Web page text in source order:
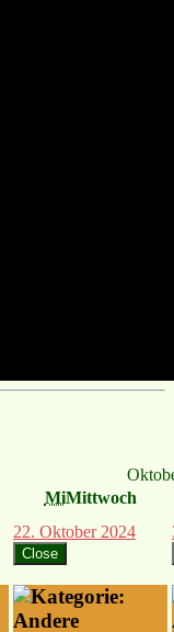
MiMittwoch
22. Oktober 2024
Close